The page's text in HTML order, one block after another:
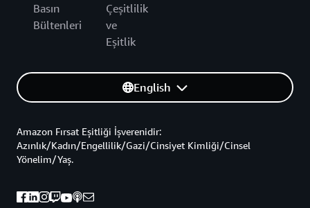
Basın
Bültenleri
Çeşitlilik
ve
Eşitlik
English
Amazon Fırsat Eşitliği İşverenidir:
Azınlık/Kadın/Engellilik/Gazi/Cinsiyet Kimliği/Cinsel
Yönelim/Yaş.